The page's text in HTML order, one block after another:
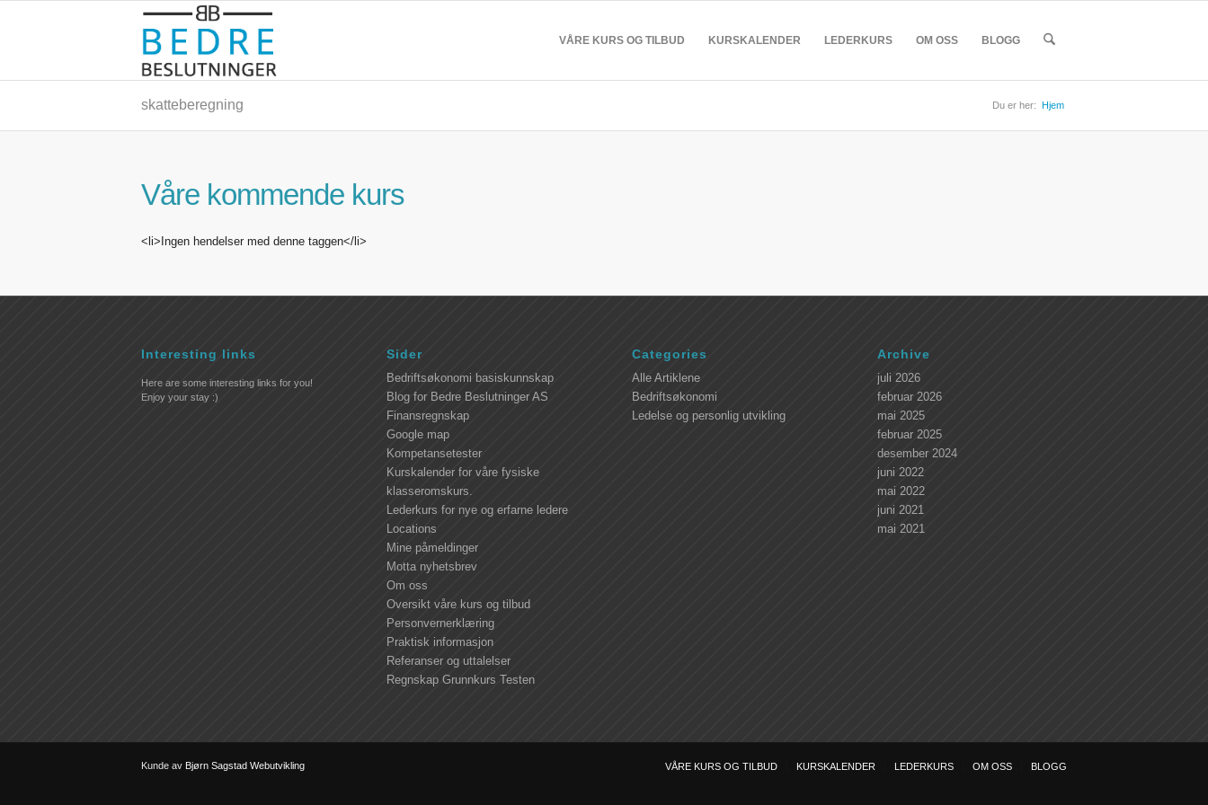
VÅRE KURS OG TILBUD KURSKALENDER LEDERKURS OM OSS BLOGG
skatteberegning Du er her: Hjem
Våre kommende kurs
<li>Ingen hendelser med denne taggen</li>
Interesting links
Here are some interesting links for you!
Enjoy your stay :)
Sider
Bedriftsøkonomi basiskunnskap
Blog for Bedre Beslutninger AS
Finansregnskap
Google map
Kompetansetester
Kurskalender for våre fysiske
klasseromskurs.
Lederkurs for nye og erfarne ledere
Locations
Mine påmeldinger
Motta nyhetsbrev
Om oss
Oversikt våre kurs og tilbud
Personvernerklæring
Praktisk informasjon
Referanser og uttalelser
Regnskap Grunnkurs Testen
Categories
Alle Artiklene
Bedriftsøkonomi
Ledelse og personlig utvikling
Archive
juli 2026
februar 2026
mai 2025
februar 2025
desember 2024
juni 2022
mai 2022
juni 2021
mai 2021
Kunde av Bjørn Sagstad Webutvikling VÅRE KURS OG TILBUD KURSKALENDER LEDERKURS OM OSS BLOGG